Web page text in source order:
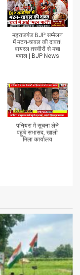
महराजगंज BJP सम्मेलन
में मटन-चावल की दावत!
वायरल तस्वीरों से मचा
बवाल | BJP News
पनियरा में सूचना लेने
पहुंचे सभासद, खाली
मिला कार्यालय